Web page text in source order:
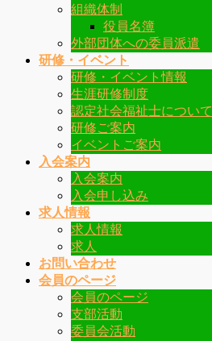
組織体制
役員名簿
外部団体への委員派遣
研修・イベント
研修・イベント情報
生涯研修制度
認定社会福祉士について
研修ご案内
イベントご案内
入会案内
入会案内
入会申し込み
求人情報
求人情報
求人
お問い合わせ
会員のページ
会員のページ
支部活動
委員会活動